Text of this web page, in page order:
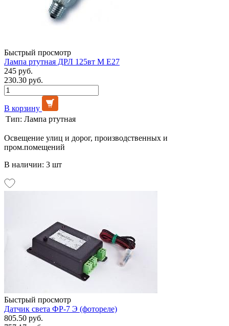
Быстрый просмотр
Лампа ртутная ДРЛ 125вт М Е27
245 руб.
230.30 руб.
В корзину
Тип: Лампа ртутная
Освещение улиц и дорог, производственных и
пром.помещений
В наличии: 3 шт
Быстрый просмотр
Датчик света ФР-7 Э (фотореле)
805.50 руб.